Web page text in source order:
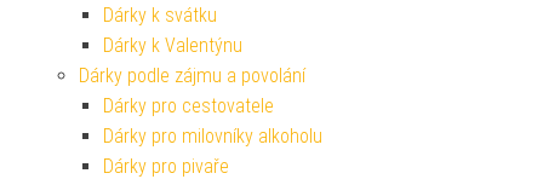
Dárky k svátku
Dárky k Valentýnu
Dárky podle zájmu a povolání
Dárky pro cestovatele
Dárky pro milovníky alkoholu
Dárky pro pivaře